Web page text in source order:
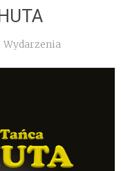
Wydarzenia